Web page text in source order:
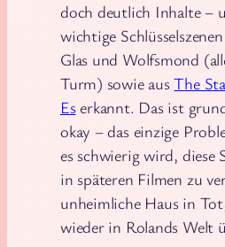
doch deutlich Inhalte –
wichtige
Glas und Wolfsmond
Turm) sowie ausThe
Eserkannt. Das ist
okay – das einzige
es schwierig wird, diese
in späteren Filmen zu
unheimliche Haus in
wieder in Rolands Welt